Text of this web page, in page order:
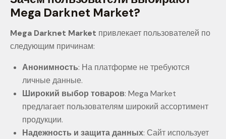
Mega Darknet Market?
Mega Darknet Market привлекает пользователей по
следующим причинам:
Анонимность: На платформе не требуются
личные данные.
Широкий выбор товаров: Mega Market
предлагает пользователям широкий ассортимент
продукции.
Надежность и защита данных: Сайт использует